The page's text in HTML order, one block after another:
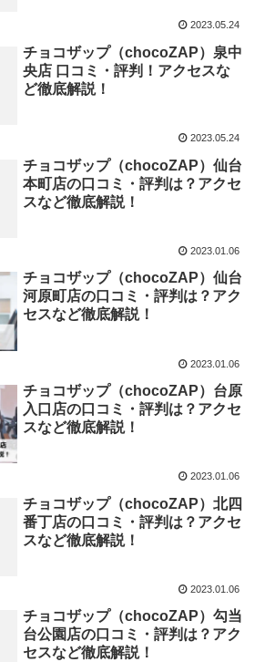
2023.05.24
チョコザップ（chocoZAP）泉中
央店 口コミ・評判！アクセスな
ど徹底解説！
2023.05.24
チョコザップ（chocoZAP）仙台
本町店の口コミ・評判は？アクセ
スなど徹底解説！
2023.01.06
チョコザップ（chocoZAP）仙台
河原町店の口コミ・評判は？アク
セスなど徹底解説！
2023.01.06
チョコザップ（chocoZAP）台原
入口店の口コミ・評判は？アクセ
スなど徹底解説！
2023.01.06
チョコザップ（chocoZAP）北四
番丁店の口コミ・評判は？アクセ
スなど徹底解説！
2023.01.06
チョコザップ（chocoZAP）勾当
台公園店の口コミ・評判は？アク
セスなど徹底解説！